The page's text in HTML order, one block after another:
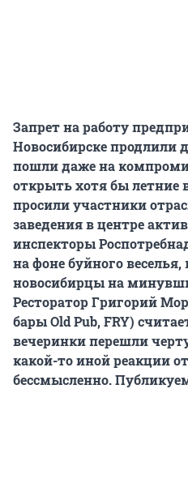
Запрет на работу
Новосибирске продлили
пошли даже на
открыть хотя бы летние
просили участники
заведения в центре
инспекторы
на фоне буйного веселья,
новосибирцы на
Ресторатор Григорий
бары Old Pub, FRY)
вечеринки перешли
какой-то иной реакции
бессмысленно.